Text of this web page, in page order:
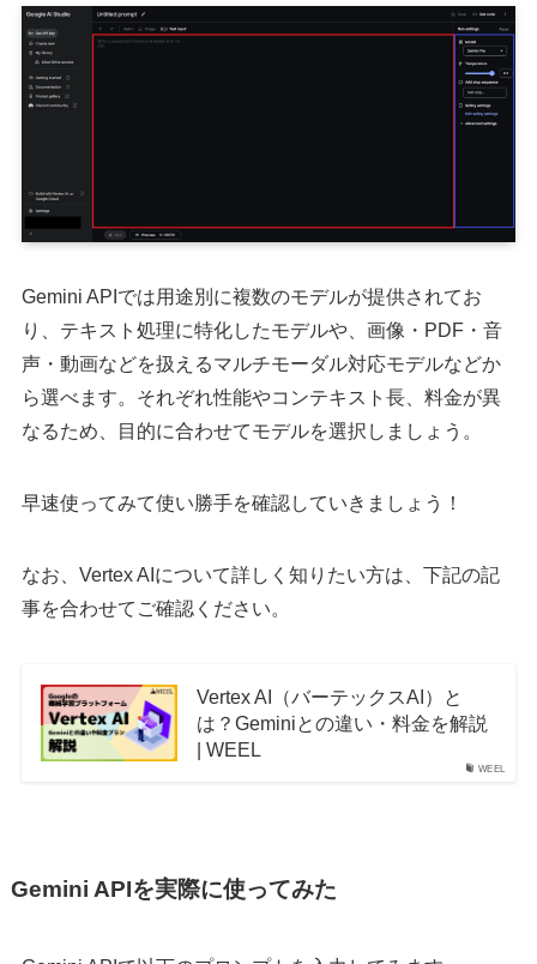
Gemini APIでは用途別に複数のモデルが提供されてお
り、テキスト処理に特化したモデルや、画像・PDF・音
声・動画などを扱えるマルチモーダル対応モデルなどか
ら選べます。それぞれ性能やコンテキスト長、料金が異
なるため、目的に合わせてモデルを選択しましょう。
早速使ってみて使い勝手を確認していきましょう！
なお、Vertex AIについて詳しく知りたい方は、下記の記
事を合わせてご確認ください。
WEEL
Vertex AI（バーテックスAI）と
は？Geminiとの違い・料金を解説
| WEEL
Gemini APIを実際に使ってみた